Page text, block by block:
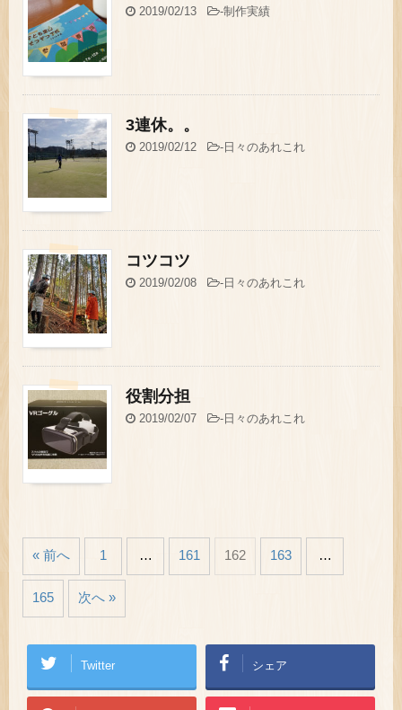
2019/02/13 -制作実績
3連休。。
2019/02/12 - 日々のあれこれ
コツコツ
2019/02/08 - 日々のあれこれ
役割分担
2019/02/07 - 日々のあれこれ
« 前へ 1 … 161 162 163 …
165 次へ »
Twitter シェア